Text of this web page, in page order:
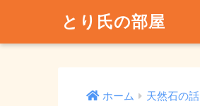
とり氏の部屋
ホーム 天然石の話